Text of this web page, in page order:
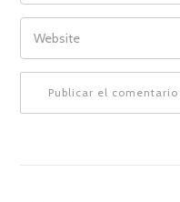
WEBSITE